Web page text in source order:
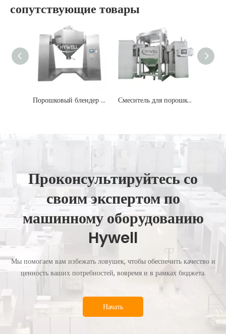
сопутствующие товары
Порошковый блендер с фиксированным бункером Смеситель для порошков IBC
Проконсультируйтесь со
своим экспертом по
машинному оборудованию
Hywell
Мы помогаем вам избежать ловушек, чтобы обеспечить качество и
ценность ваших потребностей, вовремя и в рамках бюджета.
Начать